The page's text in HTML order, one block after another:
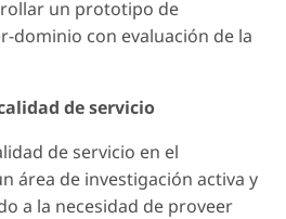
un prototipo de
dominio con evaluación de la
de servicio
de servicio en el
área de investigación activa y
a la necesidad de proveer